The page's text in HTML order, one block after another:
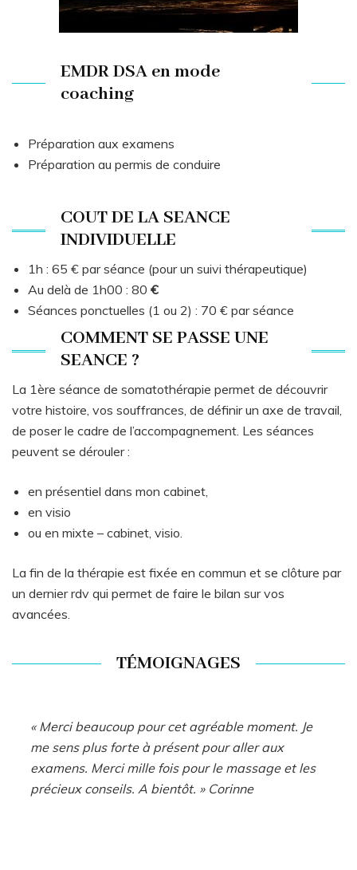
EMDR DSA en mode
coaching
Préparation aux examens
Préparation au permis de conduire
COUT DE LA SEANCE
INDIVIDUELLE
1h : 65 € par séance (pour un suivi thérapeutique)
Au delà de 1h00 : 80 €
Séances ponctuelles (1 ou 2) : 70 € par séance
COMMENT SE PASSE UNE
SEANCE ?
La 1ère séance de somatothérapie permet de découvrir
votre histoire, vos souffrances, de définir un axe de travail,
de poser le cadre de l’accompagnement. Les séances
peuvent se dérouler :
en présentiel dans mon cabinet,
en visio
ou en mixte – cabinet, visio.
La fin de la thérapie est fixée en commun et se clôture par
un dernier rdv qui permet de faire le bilan sur vos
avancées.
TÉMOIGNAGES
« Merci beaucoup pour cet agréable moment. Je
me sens plus forte à présent pour aller aux
examens. Merci mille fois pour le massage et les
précieux conseils. A bientôt. » Corinne